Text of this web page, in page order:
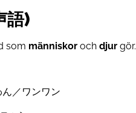
語)
som människor ochdjur gör.
ん／ワンワン